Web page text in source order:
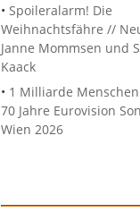
• Spoileralarm! Die
Weihnachtsfähre //
Janne Mommsen und
Kaack
• 1 Milliarde
70 Jahre Eurovision
Wien 2026